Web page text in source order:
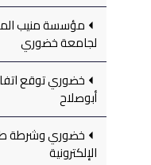
مؤسسة منيب
لجامعة خضوري
خضوري توقع
أبوصلاح
خضوري وشرطة
الإلكترونية